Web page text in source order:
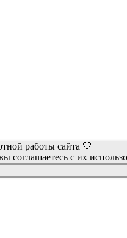
работы сайта 🤍
соглашаетесь с их